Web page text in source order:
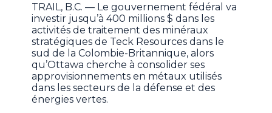
TRAIL, B.C. — Le gouvernement fédéral va
investir jusqu’à 400 millions $ dans les
activités de traitement des minéraux
stratégiques de Teck Resources dans le
sud de la Colombie-Britannique, alors
qu’Ottawa cherche à consolider ses
approvisionnements en métaux utilisés
dans les secteurs de la défense et des
énergies vertes.